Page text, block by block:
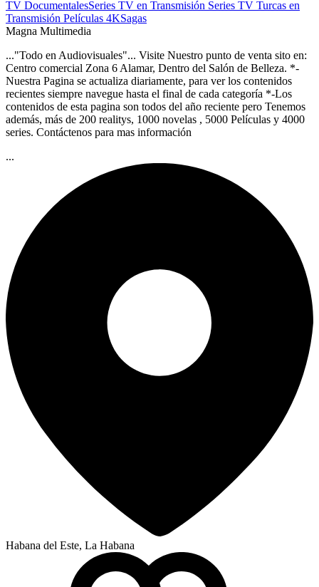
TV DocumentalesSeries TV en Transmisión Series TV Turcas en
Transmisión Películas 4KSagas
Magna Multimedia
..."Todo en Audiovisuales"... Visite Nuestro punto de venta sito en:
Centro comercial Zona 6 Alamar, Dentro del Salón de Belleza. *-
Nuestra Pagina se actualiza diariamente, para ver los contenidos
recientes siempre navegue hasta el final de cada categoría *-Los
contenidos de esta pagina son todos del año reciente pero Tenemos
además, más de 200 realitys, 1000 novelas , 5000 Películas y 4000
series. Contáctenos para mas información
...
Habana del Este, La Habana